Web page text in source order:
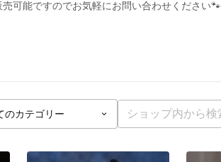
可能ですのでお気軽にお問い合わせください🐾